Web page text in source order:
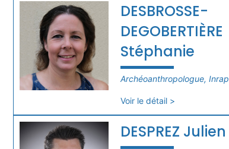
DESBROSSE-
DEGOBERTIÈRE
Stéphanie
Archéoanthropologue, Inrap
Voir le détail >
DESPREZ Julien